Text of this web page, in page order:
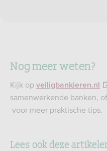
Nog meer weten?
Kijk op veiligbankieren.nl
samenwerkende banken,
voor meer praktische tips.
Lees ook deze